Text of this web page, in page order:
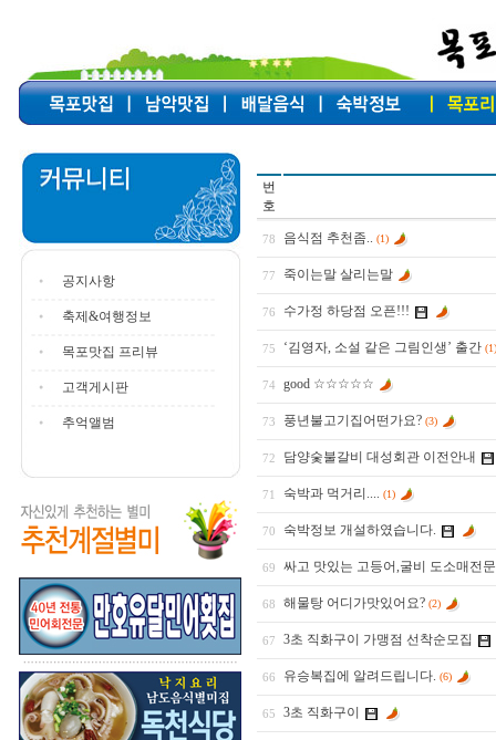
공지사항
축제&여행정보
목포맛집 프리뷰
고객게시판
추억앨범
번
호
78 음식점 추천좀.. (1)
77 죽이는말 살리는말
76 수가정 하당점 오픈!!!
75 ‘김영자, 소설 같은 그림인생’ 출간 (1)
74 good ☆☆☆☆☆
73 풍년불고기집어떤가요? (3)
72 담양숯불갈비 대성회관 이전안내
71 숙박과 먹거리.... (1)
70 숙박정보 개설하였습니다.
69 싸고 맛있는 고등어,굴비 도소매전
68 해물탕 어디가맛있어요? (2)
67 3초 직화구이 가맹점 선착순모집
66 유승복집에 알려드립니다. (6)
65 3초 직화구이